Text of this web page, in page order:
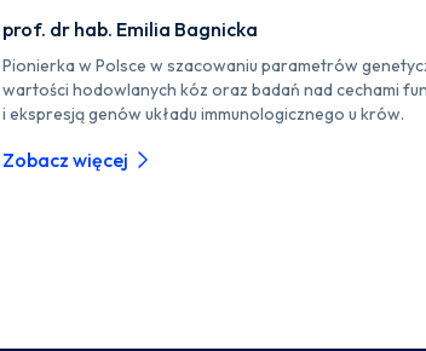
prof. dr hab. Emilia Bagnicka
Pionierka w Polsce w szacowaniu parametrów
wartości hodowlanych kóz oraz badań nad cechami
i ekspresją genów układu immunologicznego u krów.
Zobacz więcej